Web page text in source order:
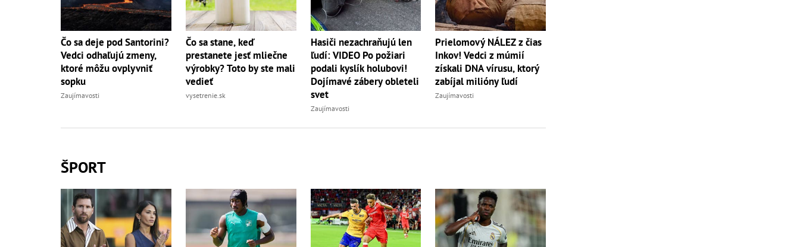
Čo sa deje pod Santorini?
Vedci odhaľujú zmeny,
ktoré môžu ovplyvniť
sopku
Zaujímavosti
Čo sa stane, keď
prestanete jesť mliečne
výrobky? Toto by ste mali
vedieť
vysetrenie.sk
Hasiči nezachraňujú len
ľudí: VIDEO Po požiari
podali kyslík holubovi!
Dojímavé zábery obleteli
svet
Zaujímavosti
Prielomový NÁLEZ z čias
Inkov! Vedci z múmií
získali DNA vírusu, ktorý
zabíjal milióny ľudí
Zaujímavosti
ŠPORT